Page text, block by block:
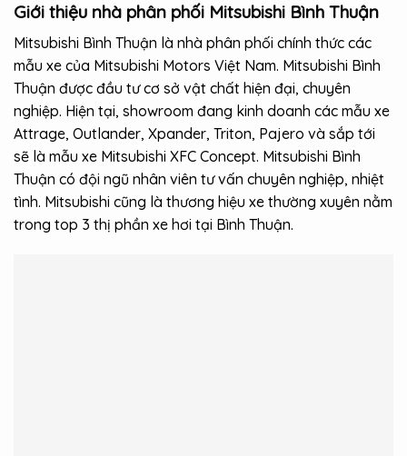
Giới thiệu nhà phân phối Mitsubishi Bình Thuận
Mitsubishi Bình Thuận là nhà phân phối chính thức các
mẫu xe của Mitsubishi Motors Việt Nam. Mitsubishi Bình
Thuận được đầu tư cơ sở vật chất hiện đại, chuyên
nghiệp. Hiện tại, showroom đang kinh doanh các mẫu xe
Attrage, Outlander, Xpander, Triton, Pajero và sắp tới
sẽ là mẫu xe Mitsubishi XFC Concept. Mitsubishi Bình
Thuận có đội ngũ nhân viên tư vấn chuyên nghiệp, nhiệt
tình. Mitsubishi cũng là thương hiệu xe thường xuyên nằm
trong top 3 thị phần xe hơi tại Bình Thuận.